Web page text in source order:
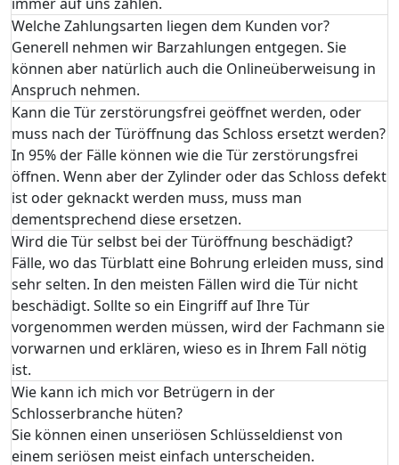
Welche Zahlungsarten liegen dem Kunden vor?
Generell nehmen wir Barzahlungen entgegen. Sie
können aber natürlich auch die Onlineüberweisung in
Anspruch nehmen.
Kann die Tür zerstörungsfrei geöffnet werden, oder
muss nach der Türöffnung das Schloss ersetzt werden?
In 95% der Fälle können wie die Tür zerstörungsfrei
öffnen. Wenn aber der Zylinder oder das Schloss defekt
ist oder geknackt werden muss, muss man
dementsprechend diese ersetzen.
Wird die Tür selbst bei der Türöffnung beschädigt?
Fälle, wo das Türblatt eine Bohrung erleiden muss, sind
sehr selten. In den meisten Fällen wird die Tür nicht
beschädigt. Sollte so ein Eingriff auf Ihre Tür
vorgenommen werden müssen, wird der Fachmann sie
vorwarnen und erklären, wieso es in Ihrem Fall nötig
ist.
Wie kann ich mich vor Betrügern in der
Schlosserbranche hüten?
Sie können einen unseriösen Schlüsseldienst von
einem seriösen meist einfach unterscheiden.